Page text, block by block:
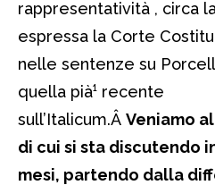
rappresentatività , circa
espressa la Corte
nelle sentenze su
quella pià¹ recente
sull’Italicum.Â Veniamo
di cui si sta discutendo
mesi, partendo dalla